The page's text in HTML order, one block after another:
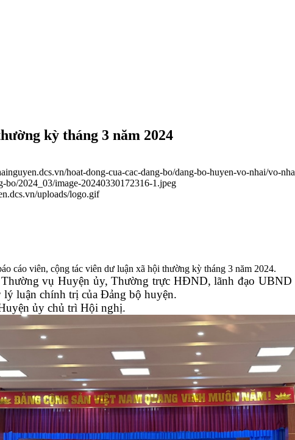
kỳ tháng 3 năm 2024
hoat-dong-cua-cac-dang-bo/dang-bo-huyen-vo-nhai/vo-
bo/2024_03/image-20240330172316-1.jpeg
uploads/logo.gif
cáo viên, cộng tác viên dư luận xã hội thường kỳ tháng 3 năm 2024.
vụ Huyện ủy, Thường trực HĐND, lãnh đạo UBND
lý luận chính trị của Đảng bộ huyện.
ủy chủ trì Hội nghị.